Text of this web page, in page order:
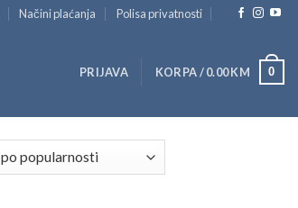
Načini plaćanja Polisa privatnosti
PRIJAVA KORPA /0.00KM 0